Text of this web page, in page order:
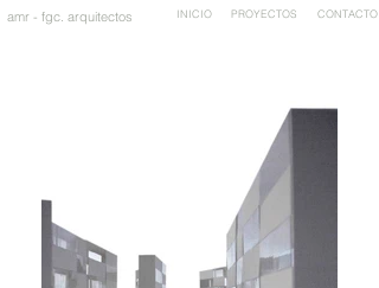
amr - fgc. arquitectos INICIO PROYECTOS CONTACTO